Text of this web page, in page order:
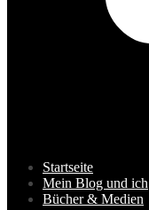
Startseite
Mein Blog und ich
Bücher & Medien